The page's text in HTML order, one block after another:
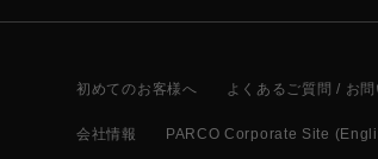
初めてのお客様へ よくあるご質問 / お
会社情報 PARCO Corporate Site